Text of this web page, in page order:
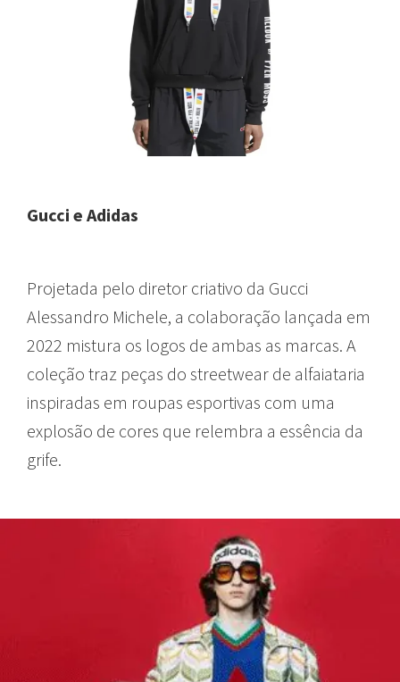
Gucci e Adidas
Projetada pelo diretor criativo da Gucci
Alessandro Michele, a colaboração lançada em
2022 mistura os logos de ambas as marcas. A
coleção traz peças do streetwear de alfaiataria
inspiradas em roupas esportivas com uma
explosão de cores que relembra a essência da
grife.